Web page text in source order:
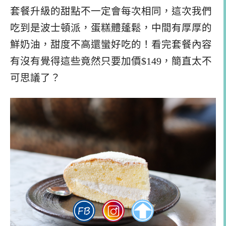
套餐升級的甜點不一定會每次相同，這次我們
吃到是波士頓派，蛋糕體蓬鬆，中間有厚厚的
鮮奶油，甜度不高還蠻好吃的！看完套餐內容
有沒有覺得這些竟然只要加價$149，簡直太不
可思議了？